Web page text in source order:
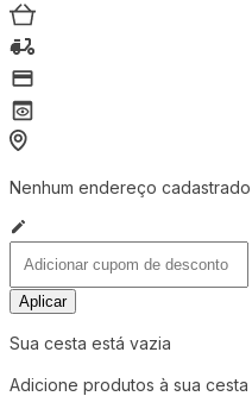
Nenhum endereço cadastrado
Aplicar
Sua cesta está vazia
Adicione produtos à sua